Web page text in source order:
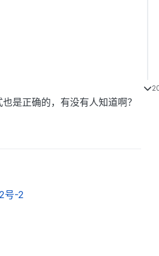
是正确的，有没有人知道啊？
号-2